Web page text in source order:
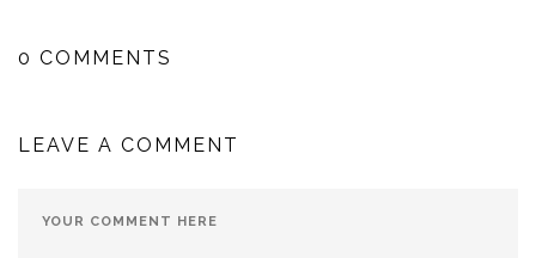
0 COMMENTS
LEAVE A COMMENT